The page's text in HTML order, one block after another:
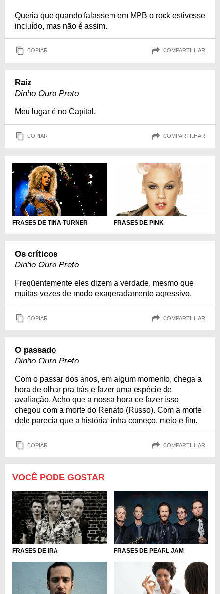
Queria que quando falassem em MPB o rock estivesse
incluído, mas não é assim.
COPIAR COMPARTILHAR
Raíz
Dinho Ouro Preto
Meu lugar é no Capital.
COPIAR COMPARTILHAR
FRASES DE TINA TURNER FRASES DE PINK
Os críticos
Dinho Ouro Preto
Freqüentemente eles dizem a verdade, mesmo que
muitas vezes de modo exageradamente agressivo.
COPIAR COMPARTILHAR
O passado
Dinho Ouro Preto
Com o passar dos anos, em algum momento, chega a
hora de olhar pra trás e fazer uma espécie de
avaliação. Acho que a nossa hora de fazer isso
chegou com a morte do Renato (Russo). Com a morte
dele parecia que a história tinha começo, meio e fim.
COPIAR COMPARTILHAR
VOCÊ PODE GOSTAR
FRASES DE IRA FRASES DE PEARL JAM